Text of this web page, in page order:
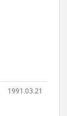
1991.03.21